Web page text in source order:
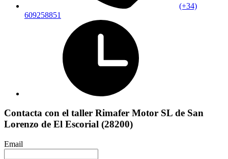
(+34)
609258851
Contacta con el taller Rimafer Motor SL de San
Lorenzo de El Escorial (28200)
Email